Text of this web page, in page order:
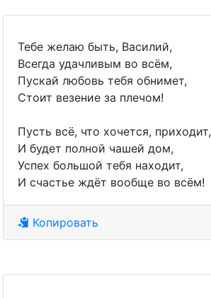
Тебе желаю быть, Василий,
Всегда удачливым во всём,
Пускай любовь тебя обнимет,
Стоит везение за плечом!
Пусть всё, что хочется, приходит,
И будет полной чашей дом,
Успех большой тебя находит,
И счастье ждёт вообще во всём!
Копировать